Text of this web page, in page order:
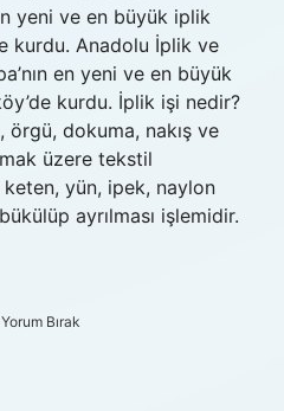
yeni ve en büyük iplik
kurdu. Anadolu İplik ve
en yeni ve en büyük
kurdu. İplik işi nedir?
dokuma, nakış ve
üzere tekstil
yün, ipek, naylon
ayrılması işlemidir.
Yorum Bırak